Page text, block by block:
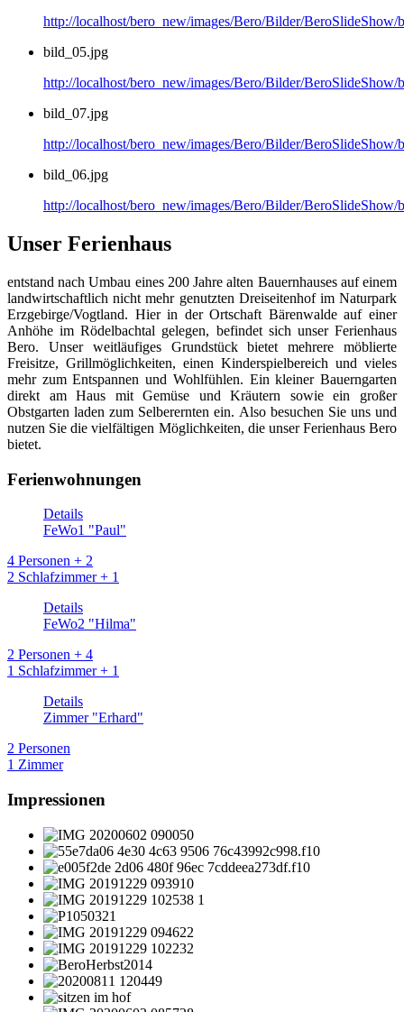
http://localhost/bero_new/images/Bero/Bilder/BeroSlideShow/
bild_05.jpg
http://localhost/bero_new/images/Bero/Bilder/BeroSlideShow/
bild_07.jpg
http://localhost/bero_new/images/Bero/Bilder/BeroSlideShow/
bild_06.jpg
http://localhost/bero_new/images/Bero/Bilder/BeroSlideShow/
Unser Ferienhaus
entstand nach Umbau eines 200 Jahre alten Bauernhauses auf einem
landwirtschaftlich nicht mehr genutzten Dreiseitenhof im Naturpark
Erzgebirge/Vogtland. Hier in der Ortschaft Bärenwalde auf einer
Anhöhe im Rödelbachtal gelegen, befindet sich unser Ferienhaus
Bero. Unser weitläufiges Grundstück bietet mehrere möblierte
Freisitze, Grillmöglichkeiten, einen Kinderspielbereich und vieles
mehr zum Entspannen und Wohlfühlen. Ein kleiner Bauerngarten
direkt am Haus mit Gemüse und Kräutern sowie ein großer
Obstgarten laden zum Selberernten ein. Also besuchen Sie uns und
nutzen Sie die vielfältigen Möglichkeiten, die unser Ferienhaus Bero
bietet.
Ferienwohnungen
Details
FeWo1 "Paul"
4 Personen + 2
2 Schlafzimmer + 1
Details
FeWo2 "Hilma"
2 Personen + 4
1 Schlafzimmer + 1
Details
Zimmer "Erhard"
2 Personen
1 Zimmer
Impressionen